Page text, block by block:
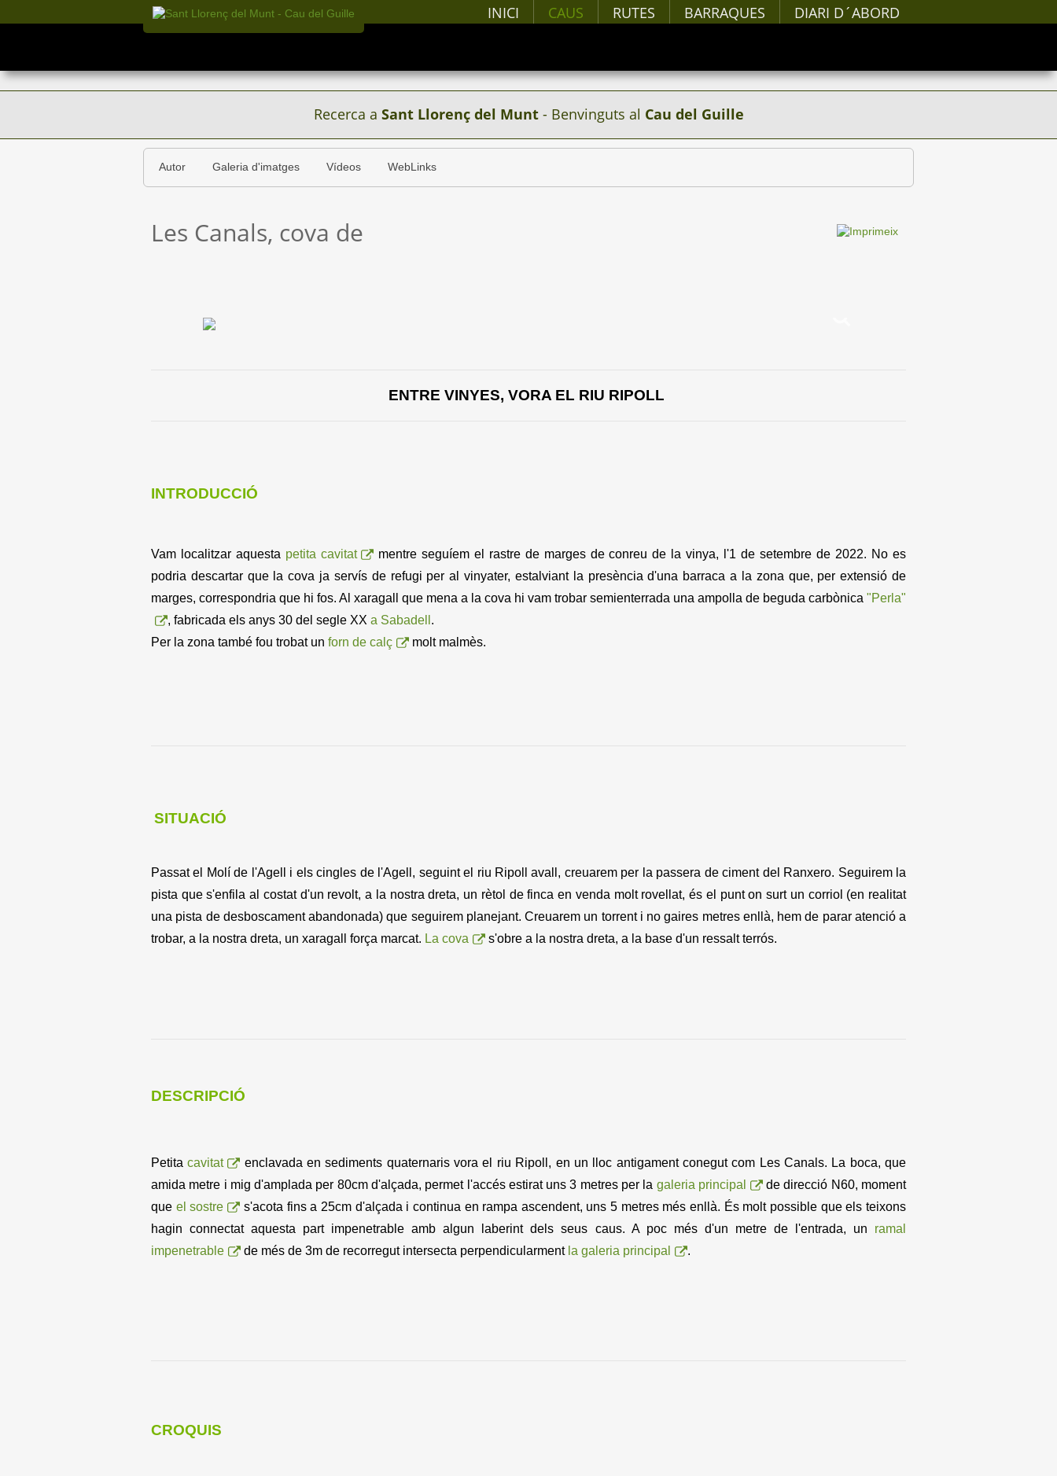
INICI CAUS RUTES BARRAQUES DIARI D´ABORD
Recerca a Sant Llorenç del Munt- Benvinguts al Cau del Guille
Autor Galeria d'imatges Vídeos WebLinks
Les Canals, cova de
ENTRE VINYES, VORA EL RIU RIPOLL
INTRODUCCIÓ
Vam localitzar aquesta petita cavitat
mentre seguíem el rastre de marges de conreu de la vinya, l'1 de setembre de 2022. No es
podria descartar que la cova ja servís de refugi per al vinyater, estalviant la presència d'una barraca a la zona que, per extensió de
marges, correspondria que hi fos. Al xaragall que mena a la cova hi vam trobar semienterrada una ampolla de beguda carbònica "Perla"
, fabricada els anys 30 del segle XX a Sabadell .
Per la zona també fou trobat un forn de calç molt malmès.
SITUACIÓ
Passat el Molí de l'Agell i els cingles de l'Agell, seguint el riu Ripoll avall, creuarem per la passera de ciment del Ranxero. Seguirem la
pista que s'enfila al costat d'un revolt, a la nostra dreta, un rètol de finca en venda molt rovellat, és el punt on surt un corriol (en realitat
una pista de desboscament abandonada) que seguirem planejant. Creuarem un torrent i no gaires metres enllà, hem de parar atenció a
trobar, a la nostra dreta, un xaragall força marcat. La cova s'obre a la nostra dreta, a la base d'un ressalt terrós.
DESCRIPCIÓ
Petitacavitat
enclavada en sediments quaternaris vora el riu Ripoll, en un lloc antigament conegut com Les Canals. La boca, que
amida metre i mig d'amplada per 80cm d'alçada, permet l'accés estirat uns 3 metres per la galeria principal
de direcció N60, moment
que el sostre
s'acota fins a 25cm d'alçada i continua en rampa ascendent, uns 5 metres més enllà. És molt possible que els teixons
hagin connectat aquesta part impenetrable amb algun laberint dels seus caus. A poc més d'un metre de l'entrada, un ramal
impenetrable
de més de 3m de recorregut intersecta perpendicularment la galeria principal .
CROQUIS